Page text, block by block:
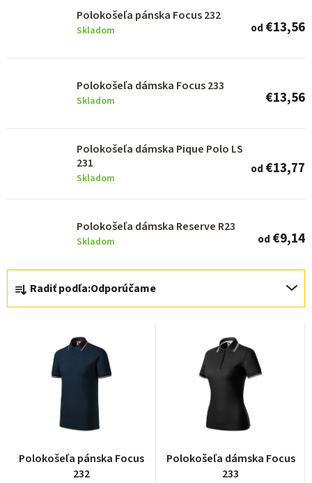
Polokošeľa pánska Focus 232
Skladom od €13,56
Polokošeľa dámska Focus 233
Skladom €13,56
Polokošeľa dámska Pique Polo LS
231
Skladom
od €13,77
Polokošeľa dámska Reserve R23
Skladom od €9,14
R
a
Radiť podľa:Odporúčame
r
u
o
Polokošeľa pánska Focus
232
Polokošeľa dámska Focus
233